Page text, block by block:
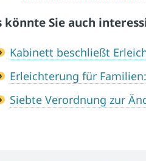
könnte Sie auch
Kabinett beschließt
Erleichterung für
Siebte Verordnung zur